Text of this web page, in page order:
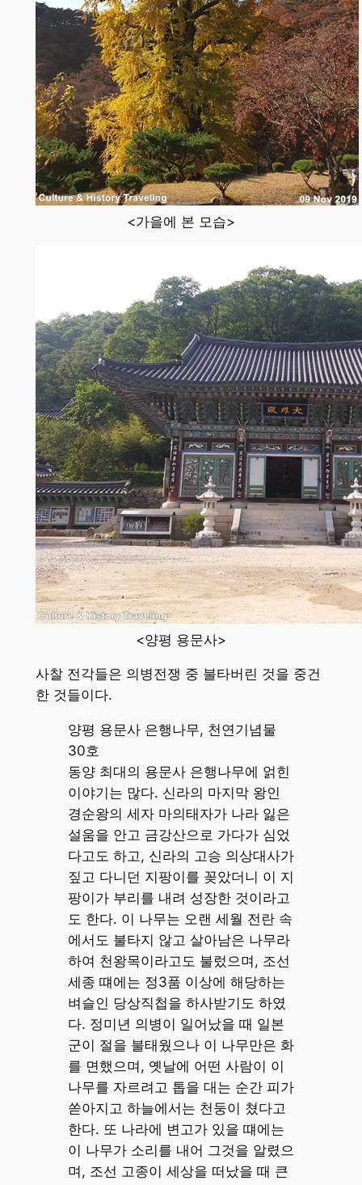
<가을에 본 모습>
<양평 용문사>
사찰 전각들은 의병전쟁 중 불타버린 것을 중건
한 것들이다.
양평 용문사 은행나무, 천연기념물
30호
동양 최대의 용문사 은행나무에 얽힌
이야기는 많다. 신라의 마지막 왕인
경순왕의 세자 마의태자가 나라 잃은
설움을 안고 금강산으로 가다가 심었
다고도 하고, 신라의 고승 의상대사가
짚고 다니던 지팡이를 꽂았더니 이 지
팡이가 부리를 내려 성장한 것이라고
도 한다. 이 나무는 오랜 세월 전란 속
에서도 불타지 않고 살아남은 나무라
하여 천왕목이라고도 불렀으며, 조선
세종 떄에는 정3품 이상에 해당하는
벼슬인 당상직첩을 하사받기도 하였
다. 정미년 의병이 일어났을 때 일본
군이 절을 불태웠으나 이 나무만은 화
를 면했으며, 옛날에 어떤 사람이 이
나무를 자르려고 톱을 대는 순간 피가
쏟아지고 하늘에서는 천둥이 쳤다고
한다. 또 나라에 변고가 있을 떄에는
이 나무가 소리를 내어 그것을 알렸으
며, 조선 고종이 세상을 떠났을 때 큰